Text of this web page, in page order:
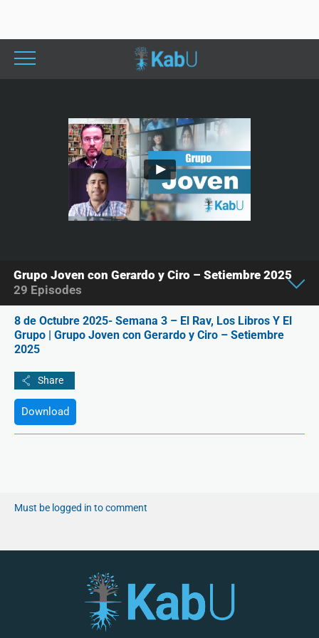
8 de Octubre 2025- Semana 3 – El Rav, Los Libros Y El
Grupo | Grupo Joven con Gerardo y Ciro – Setiembre
2025
Download
Must be logged in to comment
Grupo Joven con Gerardo y Ciro – Setiembre 2025
29 Episodes